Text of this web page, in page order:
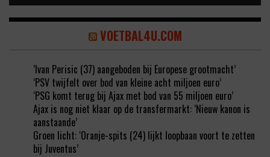
VOETBAL4U.COM
‘Ivan Perisic (37) aangeboden bij Europese grootmacht’
‘PSV twijfelt over bod van kleine acht miljoen euro’
‘PSG komt terug bij Ajax met bod van 55 miljoen euro’
Ajax is nog niet klaar op de transfermarkt: ‘Nieuw kanon is
aanstaande’
Groen licht: ‘Oranje-spits (24) lijkt loopbaan voort te zetten
bij Juventus’